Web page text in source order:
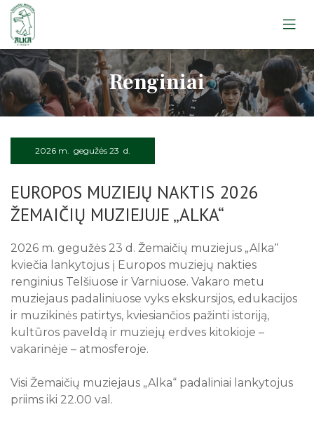
Apie muziejų
Lankytojams
Edukacijos
Leidiniai
Apie muziejų
Lankytojams
Ekskursijos
Atminimo ženklas
Apie muziejų
Edukacijos
Ekskursijos
Žemaitiu gīvastis
Apie muziejų
Lankytojams
Edukacijos
Klausykit, ausis pastatę
Apie muziejų
Lankytojams
Rainių tragedija: Atmintis gyva
Rugpjūtis
Pr An Ke Pe
1
5
10 11 12 13 14 15
17 18 19
24 25 26 27 28 29 30
31
Renginiai
2026 m. gegužės 23 d.
EUROPOS MUZIEJŲ NAKTIS 2026
ŽEMAIČIŲ MUZIEJUJE „ALKA“
2026 m. gegužės 23 d. Žemaičių muziejus „Alka“
kviečia lankytojus į Europos muziejų nakties
renginius Telšiuose ir Varniuose. Vakaro metu
muziejaus padaliniuose vyks ekskursijos, edukacijos
ir muzikinės patirtys, kviesiančios pažinti istoriją,
kultūros paveldą ir muziejų erdves kitokioje –
vakarinėje – atmosferoje.
Visi Žemaičių muziejaus „Alka“ padaliniai lankytojus
priims iki 22.00 val.